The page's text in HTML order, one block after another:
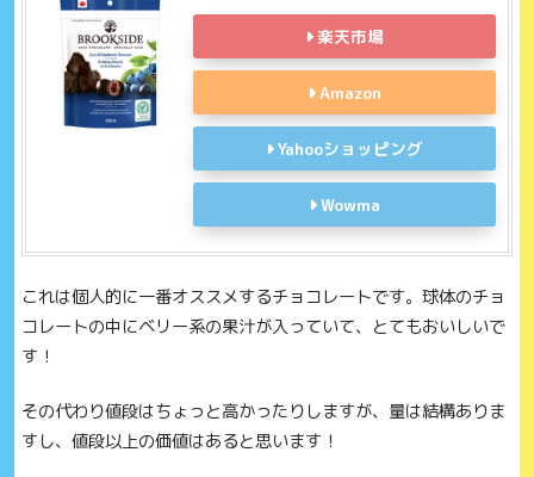
楽天市場
Amazon
Yahooショッピング
Wowma
これは個人的に一番オススメするチョコレートです。球体のチョ
コレートの中にベリー系の果汁が入っていて、とてもおいしいで
す！
その代わり値段はちょっと高かったりしますが、量は結構ありま
すし、値段以上の価値はあると思います！